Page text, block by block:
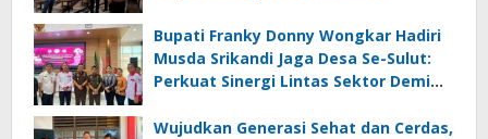
Terdampak
Bupati Franky Donny Wongkar Hadiri
Musda Srikandi Jaga Desa Se-Sulut:
Perkuat Sinergi Lintas Sektor Demi
Wujudkan Generasi Sehat dan Cerdas,